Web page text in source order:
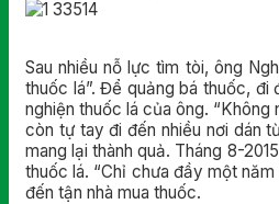
Sau nhiều nỗ lực tìm tòi, ông
thuốc lá”. Để quảng bá thuốc,
nghiện thuốc lá của ông.
còn tự tay đi đến nhiều nơi dán
mang lại thành quả. Tháng 8-
thuốc lá. “Chỉ chưa đầy một
đến tận nhà mua thuốc.